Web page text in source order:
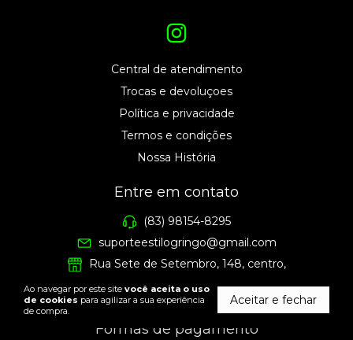
Ao navegar por este site você aceita o uso
de cookies para agilizar a sua experiência
de compra.
Aceitar e fechar
Central de atendimento
Trocas e devoluçoes
Política e privacidade
Termos e condições
Nossa História
Entre em contato
(83) 98154-8295
suporteestilogringo@gmail.com
Rua Sete de Setembro, 148, centro,
24 horas em nosso site!
Formas de pagamento